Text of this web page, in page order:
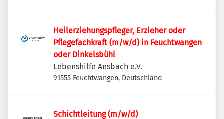
Heilerziehungspfleger, Erzieher oder
Pflegefachkraft (m/w/d) in Feuchtwangen
oder Dinkelsbühl
Lebenshilfe Ansbach e.V.
91555 Feuchtwangen, Deutschland
Schichtleitung (m/w/d)